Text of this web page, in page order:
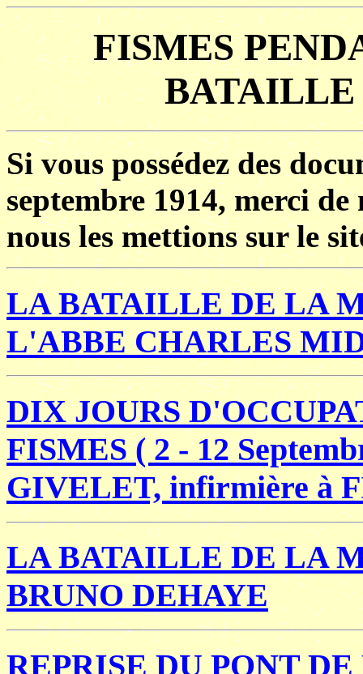
FISMES
BATAILLE
Si vous possédez des
septembre 1914, merci
nous les mettions sur le
LA BATAILLE DE LA
L'ABBE CHARLES
DIX JOURS
FISMES ( 2 - 12
GIVELET, infirmière à
LA BATAILLE DE LA
BRUNO DEHAYE
REPRISE DU PONT